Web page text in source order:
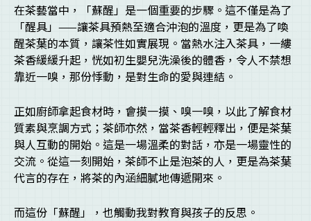
在茶藝當中，「蘇醒」是一個重要的步驟。這不僅是為了
「醒具」——讓茶具預熱至適合沖泡的溫度，更是為了喚
醒茶葉的本質，讓茶性如實展現。當熱水注入茶具，一縷
茶香緩緩升起，恍如初生嬰兒洗澡後的體香，令人不禁想
靠近一嗅，那份悸動，是對生命的愛與連結。
正如廚師拿起食材時，會摸一摸、嗅一嗅，以此了解食材
質素與烹調方式；茶師亦然，當茶香輕輕釋出，便是茶葉
與人互動的開始。這是一場溫柔的對話，亦是一場靈性的
交流。從這一刻開始，茶師不止是泡茶的人，更是為茶葉
代言的存在，將茶的內涵細膩地傳遞開來。
而這份「蘇醒」，也觸動我對教育與孩子的反思。